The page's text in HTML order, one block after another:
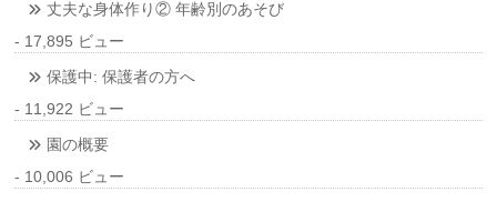
丈夫な身体作り② 年齢別のあそび
- 17,895 ビュー
保護中: 保護者の方へ
- 11,922 ビュー
園の概要
- 10,006 ビュー